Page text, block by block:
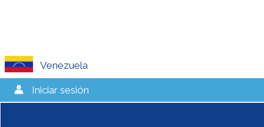
Venezuela
Iniciar sesión